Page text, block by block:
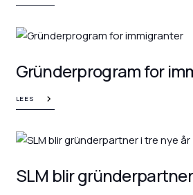
Gründerprogram for
LEES
SLM blir